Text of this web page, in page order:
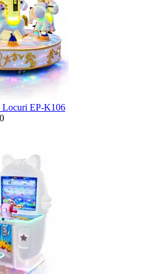
Locuri EP-K106